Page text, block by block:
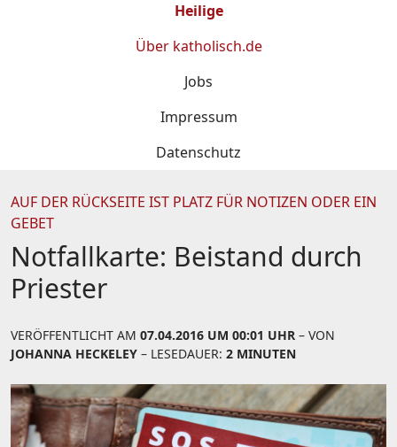
Heilige
Über katholisch.de
Jobs
Impressum
Datenschutz
AUF DER RÜCKSEITE IST PLATZ FÜR NOTIZEN ODER EIN
GEBET
Notfallkarte: Beistand durch
Priester
VERÖFFENTLICHT AM 07.04.2016 UM 00:01 UHR – VON
JOHANNA HECKELEY – LESEDAUER: 2 MINUTEN